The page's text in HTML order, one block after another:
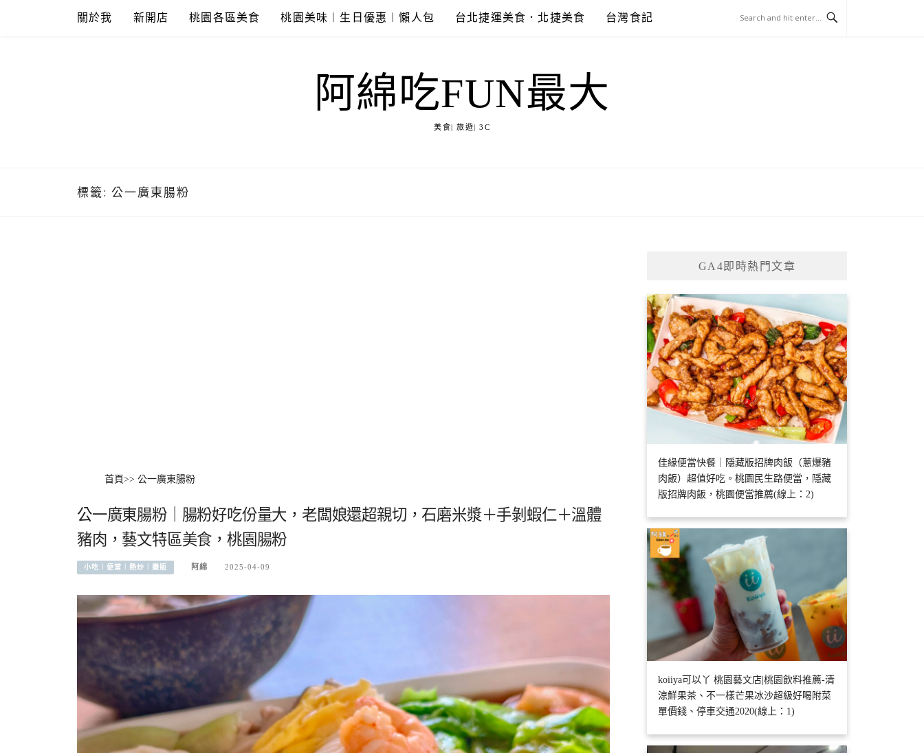
關於我 新開店 桃園各區美食 桃園美味︱生日優惠︱懶人包 台北捷運美食．北捷美食 台灣食記
阿綿吃FUN最大
美食| 旅遊| 3C
標籤: 公一廣東腸粉
首頁>> 公一廣東腸粉
公一廣東腸粉｜腸粉好吃份量大，老闆娘還超親切，石磨米漿＋手剝蝦仁＋溫體
豬肉，藝文特區美食，桃園腸粉
小吃︱便當︱熱炒︱攤販 阿綿 2025-04-09
GA4即時熱門文章
佳緣便當快餐｜隱藏版招牌肉飯（蔥爆豬
肉飯）超值好吃。桃園民生路便當，隱藏
版招牌肉飯，桃園便當推薦(線上：2)
koiiya可以丫 桃園藝文店|桃園飲料推薦-清
涼鮮果茶、不一樣芒果冰沙超級好喝附菜
單價錢、停車交通2020(線上：1)